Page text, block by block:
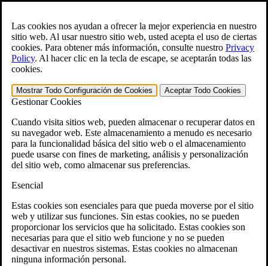
Las cookies nos ayudan a ofrecer la mejor experiencia en nuestro
sitio web. Al usar nuestro sitio web, usted acepta el uso de ciertas
cookies. Para obtener más información, consulte nuestro Privacy
Policy. Al hacer clic en la tecla de escape, se aceptarán todas las
cookies.
Mostrar Todo Configuración de Cookies Aceptar Todo Cookies
Gestionar Cookies
Cuando visita sitios web, pueden almacenar o recuperar datos en
su navegador web. Este almacenamiento a menudo es necesario
para la funcionalidad básica del sitio web o el almacenamiento
puede usarse con fines de marketing, análisis y personalización
del sitio web, como almacenar sus preferencias.
Esencial
Estas cookies son esenciales para que pueda moverse por el sitio
web y utilizar sus funciones. Sin estas cookies, no se pueden
proporcionar los servicios que ha solicitado. Estas cookies son
necesarias para que el sitio web funcione y no se pueden
desactivar en nuestros sistemas. Estas cookies no almacenan
ninguna información personal.
Abra el Búsqueda formulario.
English
Para ayuda inmediata: 800-544-9144
Generador gratuito de reclamaciones CCK VA
»
Open Search Bar Search
Menu
401-331-6300
Áreas de Práctica
Ley de veteranos
¿Por qué contratar a CCK para apelar su
discapacidad conforme a lo dispuesto por el VA?
Testimonios
Recursos jurídicos para veteranos
Preguntas frecuentes